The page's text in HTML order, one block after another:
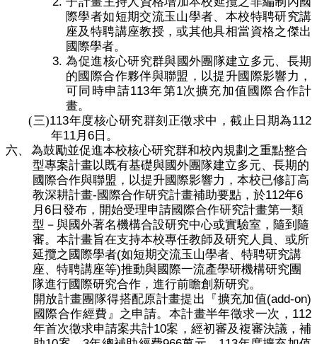
際學者如短期交流玉山學者、本校特聘研究講
座及特聘講座教授，或其他具相當資格之傑出
國際學者。
3.為促進核心研究群與國外團隊建立多元、長期
的國際合作夥伴與聯盟，以提升國際影響力，
可同時申請113年第1次擴充加值國際合作計
畫。
(三)113年度核心研究群刻正徵求中，截止日期為112
年11月 6 日。
六、
為鼓勵並促進本校核心研究群和校內規劃之重點整合
型專案計畫以既有基礎與國外團隊建立多元、長期的
國際合作與聯盟，以提升國際影響力， 本校已修訂高
教深耕計畫- 國際合作研究計畫補助要點，於112年6
月 6日發布，開始受理申請國際合作研究計畫第一類
型－與國外著名機構合設研究中心或實驗室，隨到隨
審。本計畫旨在支持本校專任教師及研究人員、或所
延攬之國際學者(如短期交流玉山學者、特聘研究講
座、特聘講座等)推動與國際一流產學研機構研究團
隊進行國際研究合作，進行前瞻創新研究。
開放計畫團隊得搭配原計畫提出『擴充加值(add-on)
國際合作經費』之申請。本計畫半年徵求一次， 112
年首次徵求申請案共計10案，經初審及複審決議，補